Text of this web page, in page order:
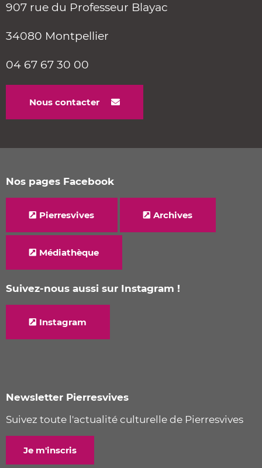
907 rue du Professeur Blayac
34080 Montpellier
04 67 67 30 00
Nous contacter
Nos pages Facebook
Pierresvives Archives
Médiathèque
Suivez-nous aussi sur Instagram !
Instagram
Newsletter Pierresvives
Suivez toute l'actualité culturelle de Pierresvives
Je m'inscris